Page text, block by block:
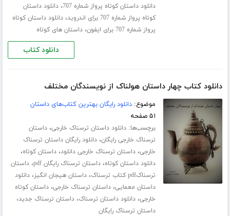
دانلود داستان کوتاه پرواز شماره 707 ،دانلود داستان
کوتاه پرواز شماره 707 برای اندروید
،دانلود داستان کوتاه
پرواز شماره 707 برای ایفون
،داستان های کوتاه
دانلود کتاب
دانلود کتاب چهار داستان هولناک از نویسندگان مختلف
موضوع:دانلود رایگان بهترین کتاب‌های داستان
۵۱ صفحه
برچسب‌ها:دانلود داستان ترسناک خارجی،داستان
ترسناک خارجی رایگان،دانلود رایگان داستان ترسناک
خارجی،داستان ترسناک خارجی دانلود،داستان کوتاه،
دانلود داستان کوتاه،داستان ترسناک رایگان pdf ،داستان
ترسناکpdf کتاب ترسناک
،داستان هیجان انگیز،دانلود
داستان معمایی،داستان ترسناک خارجی،داستان کوتاه
خارجی،دانلود داستان ترسناک،داستان ترسناک جدید،
داستان ترسناک رایگان